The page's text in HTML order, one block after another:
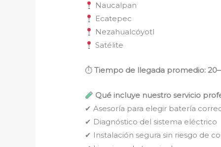
Naucalpan
Ecatepec
Nezahualcóyotl
Satélite
⏱Tiempo de llegada promedio:
Qué incluye nuestro servicio
✔ Asesoría para elegir batería
✔ Diagnóstico del sistema eléctrico
✔ Instalación segura sin riesgo de